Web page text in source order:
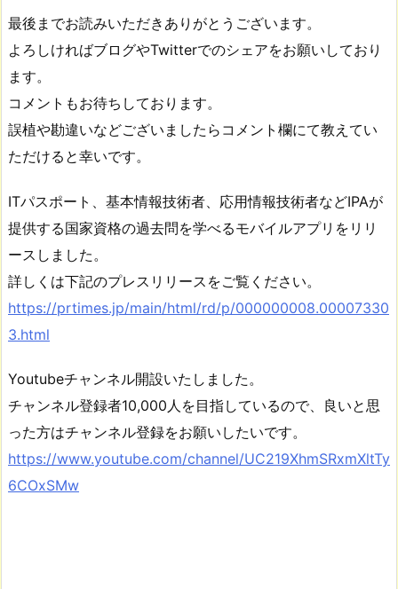
最後までお読みいただきありがとうございます。
よろしければブログやTwitterでのシェアをお願いしており
ます。
コメントもお待ちしております。
誤植や勘違いなどございましたらコメント欄にて教えてい
ただけると幸いです。
ITパスポート、基本情報技術者、応用情報技術者などIPAが
提供する国家資格の過去問を学べるモバイルアプリをリリ
ースしました。
詳しくは下記のプレスリリースをご覧ください。
https://prtimes.jp/main/html/rd/p/000000008.00007330
3.html
Youtubeチャンネル開設いたしました。
チャンネル登録者10,000人を目指しているので、良いと思
った方はチャンネル登録をお願いしたいです。
https://www.youtube.com/channel/UC219XhmSRxmXltTy
6COxSMw